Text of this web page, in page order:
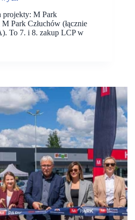
projekty: M Park
Park Człuchów (łącznie
To 7. i 8. zakup LCP w